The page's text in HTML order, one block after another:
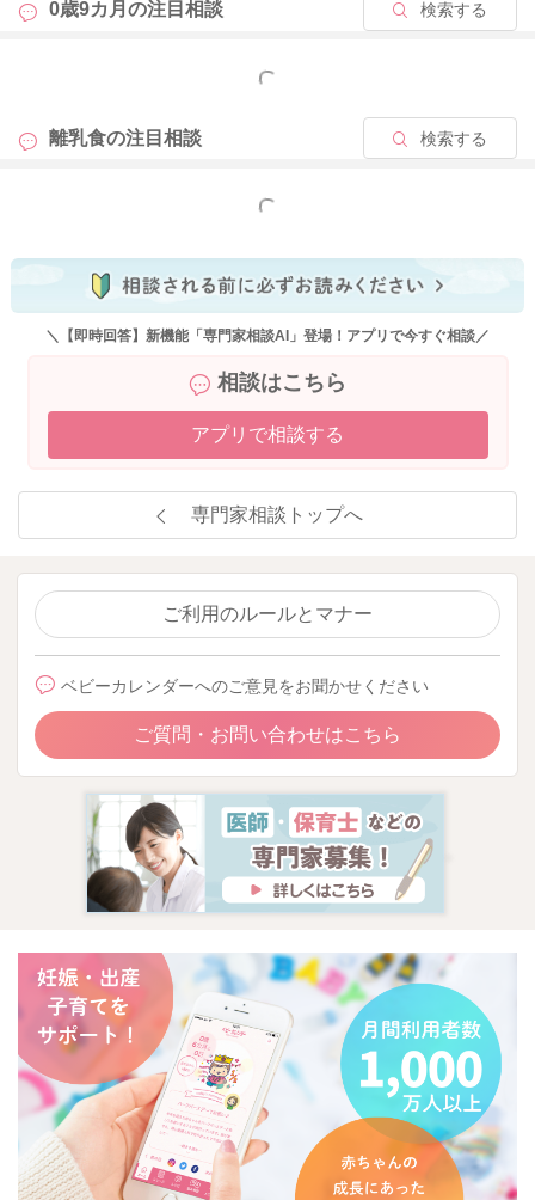
0歳9カ月の注目相談 検索する
もっと見る
離乳食の注目相談 検索する
もっと見る
＼【即時回答】新機能「専門家相談AI」登場！アプリで今すぐ相談／
相談はこちら
アプリで相談する
専門家相談トップへ
ご利用のルールとマナー
ベビーカレンダーへのご意見をお聞かせください
ご質問・お問い合わせはこちら